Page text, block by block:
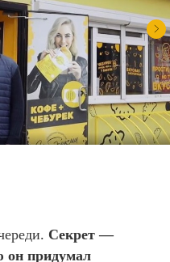
Секрет —
он придумал